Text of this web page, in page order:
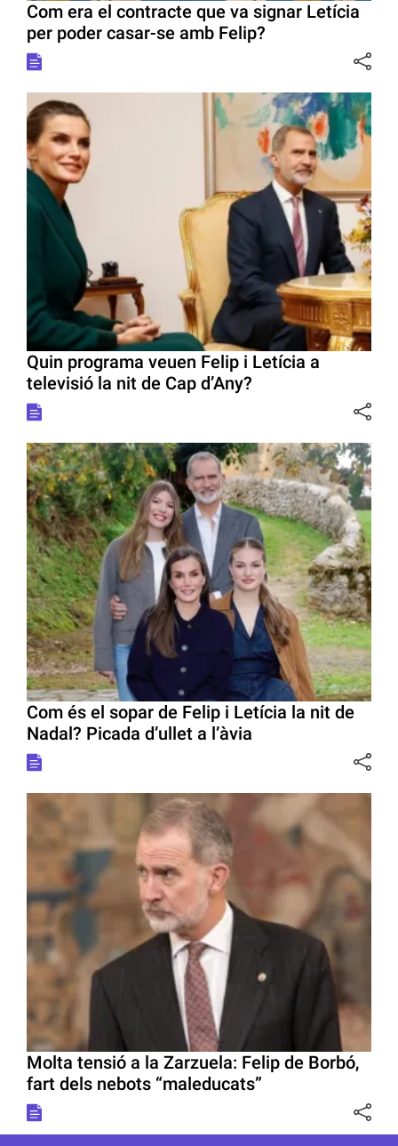
Com era el contracte que va signar Letícia
per poder casar-se amb Felip?
Quin programa veuen Felip i Letícia a
televisió la nit de Cap d’Any?
Com és el sopar de Felip i Letícia la nit de
Nadal? Picada d’ullet a l’àvia
Molta tensió a la Zarzuela: Felip de Borbó,
fart dels nebots “maleducats”